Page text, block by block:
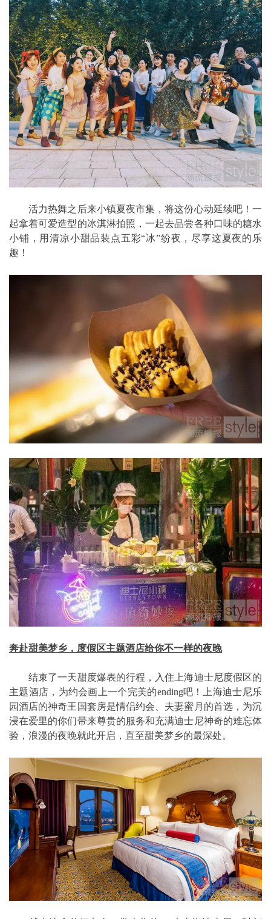
活力热舞之后来小镇夏夜市集，将这份心动延续吧！一
起拿着可爱造型的冰淇淋拍照，一起去品尝各种口味的糖水
小铺，用清凉小甜品装点五彩“冰”纷夜，尽享这夏夜的乐
趣！
奔赴甜美梦乡，度假区主题酒店给你不一样的夜晚
结束了一天甜度爆表的行程，入住上海迪士尼度假区的
主题酒店，为约会画上一个完美的ending吧！上海迪士尼乐
园酒店的神奇王国套房是情侣约会、夫妻蜜月的首选，为沉
浸在爱里的你们带来尊贵的服务和充满迪士尼神奇的难忘体
验，浪漫的夜晚就此开启，直至甜美梦乡的最深处。